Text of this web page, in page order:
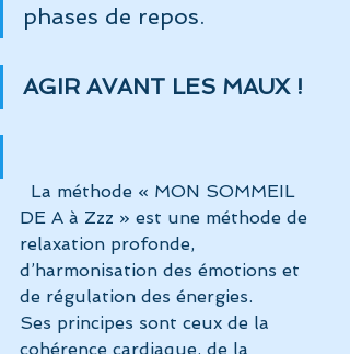
phases de repos.
AGIR AVANT LES MAUX !
DE A à Zzz » est une méthode de
relaxation profonde,
d’harmonisation des émotions et
de régulation des énergies.
Ses principes sont ceux de la
cohérence cardiaque, de la